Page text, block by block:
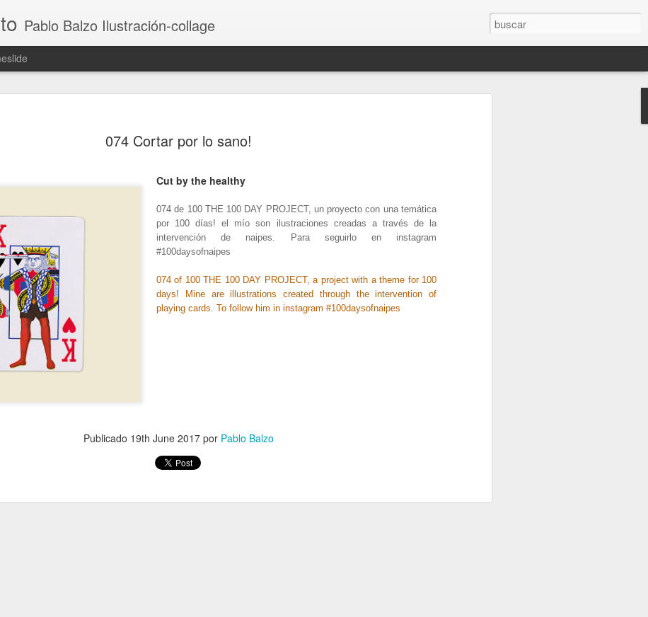
074 Cortar por lo sano!
Cut by the healthy
074 de 100 THE 100 DAY PROJECT, un proyecto con una temática
por 100 días! el mío son ilustraciones creadas a través de la
intervención de naipes. Para seguirlo en instagram
#100daysofnaipes
074 of 100 THE 100 DAY PROJECT, a project with a theme for 100
days! Mine are illustrations created through the intervention of
playing cards. To follow him in instagram #100daysofnaipes
Publicado 19th June 2017por Pablo Balzo
Pablo Balzo Ilustración-collage